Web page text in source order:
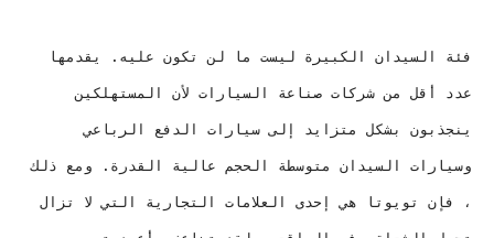
فئة السيدان الكبيرة ليست ما لن تكون عليه. يقدمها
عدد أقل من شركات صناعة السيارات لأن المستهلكين
ينجذبون بشكل متزايد إلى سيارات الدفع الرباعي
وسيارات السيدان متوسطة الحجم عالية القدرة. ومع ذلك
، فإن تويوتا هي إحدى العلامات التجارية التي لا تزال